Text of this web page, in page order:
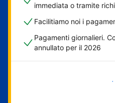
immediata o tramite
Facilitiamo noi i
Pagamenti giornalieri.
annullato per il 2026
Inizia ora